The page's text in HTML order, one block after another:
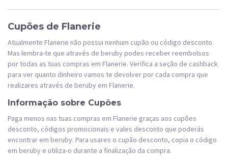
Cupões de Flanerie
Atualmente Flanerie não possui nenhum cupão ou código desconto.
Mas lembra-te que através de beruby podes receber reembolsos
por todas as tuas compras em Flanerie. Verifica a seção de cashback
para ver quanto dinheiro vamos te devolver por cada compra que
realizares através de beruby em Flanerie.
Informação sobre Cupões
Paga menos nas tuas compras em Flanerie graças aos cupões
desconto, códigos promocionais e vales desconto que poderás
encontrar em beruby. Para usares o cupão desconto, copia o código
em beruby e utiliza-o durante a finalização da compra.